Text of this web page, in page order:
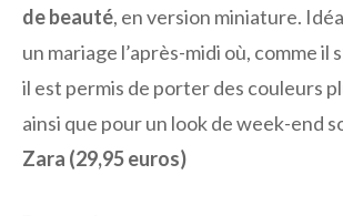
de beauté, en version miniature.
un mariage l’après-midi où, comme il
il est permis de porter des couleurs
ainsi que pour un look de week-end
Zara (29,95 euros)